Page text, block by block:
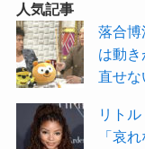
人気記事
落合博
は動
直せな
リト
「哀